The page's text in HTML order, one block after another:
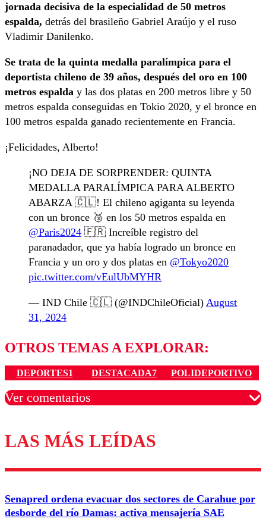
jornada decisiva de la especialidad de 50 metros
espalda, detrás del brasileño Gabriel Araújo y el ruso
Vladimir Danilenko.
Se trata de la quinta medalla paralímpica para el
deportista chileno de 39 años, después del oro en 100
metros espalda y las dos platas en 200 metros libre y 50
metros espalda conseguidas en Tokio 2020, y el bronce en
100 metros espalda ganado recientemente en Francia.
¡Felicidades, Alberto!
¡NO DEJA DE SORPRENDER: QUINTA
MEDALLA PARALÍMPICA PARA ALBERTO
ABARZA 🇨🇱! El chileno agiganta su leyenda
con un bronce 🥉 en los 50 metros espalda en
@Paris2024 🇫🇷 Increíble registro del
paranadador, que ya había logrado un bronce en
Francia y un oro y dos platas en @Tokyo2020
pic.twitter.com/vEulUbMYHR
— IND Chile 🇨🇱 (@INDChileOficial) August
31, 2024
OTROS TEMAS A EXPLORAR:
DEPORTES1 DESTACADA7 POLIDEPORTIVO
Ver comentarios
Los comentarios son moderados para garantizar un
diálogo respetuoso.
Nombre
Correo
LAS MÁS LEÍDAS
Senapred ordena evacuar dos sectores de Carahue por
desborde del río Damas: activa mensajería SAE